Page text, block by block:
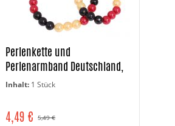
Perlenkette und
Perlenarmband Deutschland,
schwarz-rot-gold
Inhalt: 1 Stück
5,49 €
4,49 €